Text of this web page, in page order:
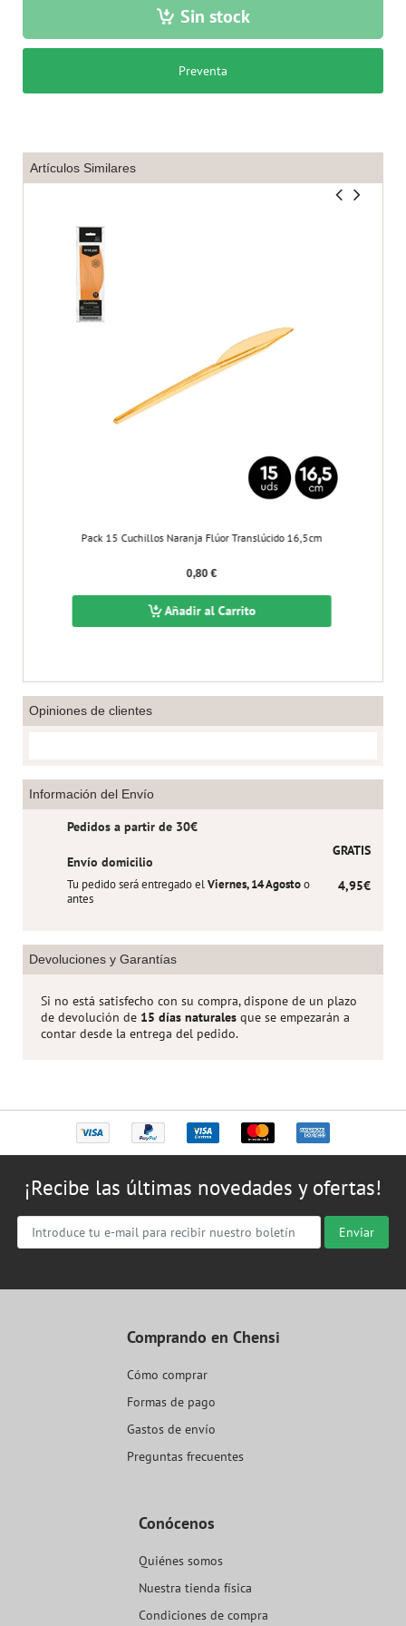
Sin stock
Preventa
Artículos Similares
Pack 15 Cuchillos Naranja Flúor Translúcido 16,5cm
Añadir al Carrito
Opiniones de clientes
Información del Envío
Pedidos a partir de 30€
GRATIS
Envío domicilio
4,95€
Tu pedido será entregado elViernes, 14 Agostoo
antes
Devoluciones y Garantías
Si no está satisfecho con su compra, dispone de un plazo
de devolución de 15 días naturales que se empezarán a
contar desde la entrega del pedido.
¡Recibe las últimas novedades y ofertas!
Enviar
Comprando en Chensi
Cómo comprar
Formas de pago
Gastos de envío
Preguntas frecuentes
Conócenos
Quiénes somos
Nuestra tienda física
Condiciones de compra